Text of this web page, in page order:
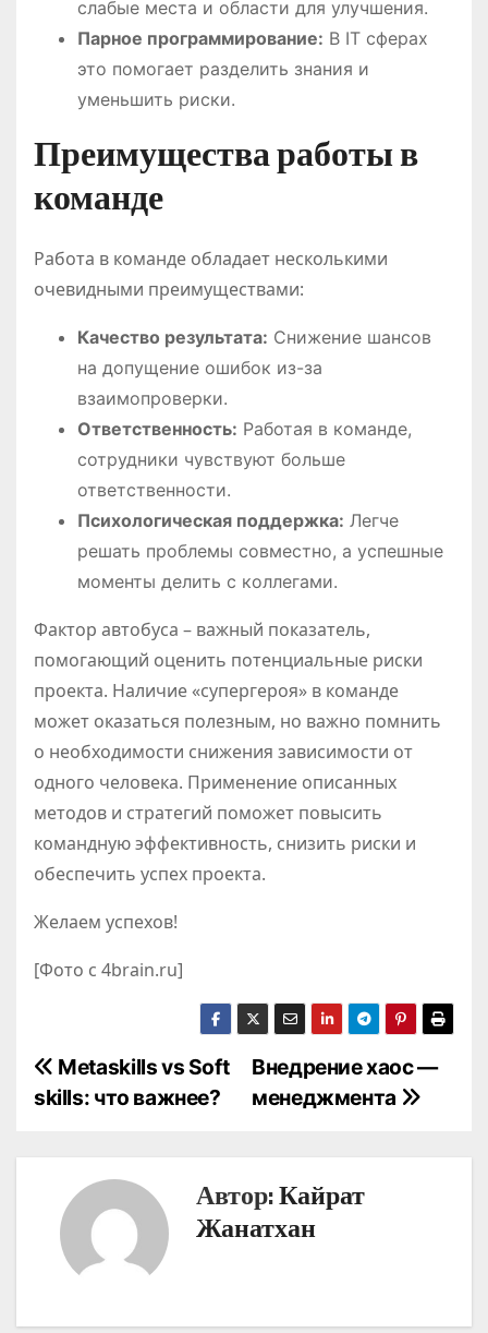
слабые места и области для улучшения.
Парное программирование: В IT сферах
это помогает разделить знания и
уменьшить риски.
Преимущества работы в
команде
Работа в команде обладает несколькими
очевидными преимуществами:
Качество результата: Снижение шансов
на допущение ошибок из-за
взаимопроверки.
Ответственность: Работая в команде,
сотрудники чувствуют больше
ответственности.
Психологическая поддержка: Легче
решать проблемы совместно, а успешные
моменты делить с коллегами.
Фактор автобуса – важный показатель,
помогающий оценить потенциальные риски
проекта. Наличие «супергероя» в команде
может оказаться полезным, но важно помнить
о необходимости снижения зависимости от
одного человека. Применение описанных
методов и стратегий поможет повысить
командную эффективность, снизить риски и
обеспечить успех проекта.
Желаем успехов!
[Фото с 4brain.ru]
Н
а
Внедрение хаос —
менеджмента
Мetaskills vs Soft
skills: что важнее?
Автор:Кайрат
Жанатхан